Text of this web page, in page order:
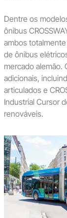
Dentre os
ônibus
ambos
de ônibus
mercado alemão.
adicionais,
articulados e
Industrial Cursor
renováveis.